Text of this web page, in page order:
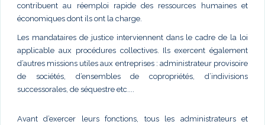
contribuent au réemploi rapide des ressources humaines et
économiques dont ils ont la charge.
Les mandataires de justice interviennent dans le cadre de la loi
applicable aux procédures collectives. Ils exercent également
d’autres missions utiles aux entreprises : administrateur provisoire
de sociétés, d’ensembles de copropriétés, d’indivisions
successorales, de séquestre etc....
Avant d’exercer leurs fonctions, tous les administrateurs et